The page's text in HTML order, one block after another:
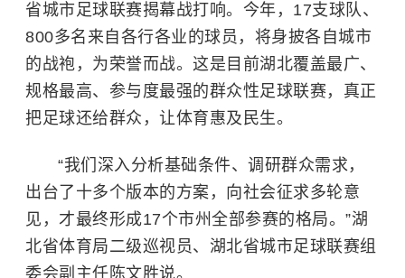
省城市足球联赛揭幕战打响。今年，17支球队、
800多名来自各行各业的球员，将身披各自城市
的战袍，为荣誉而战。这是目前湖北覆盖最广、
规格最高、参与度最强的群众性足球联赛，真正
把足球还给群众，让体育惠及民生。
“我们深入分析基础条件、调研群众需求，
出台了十多个版本的方案，向社会征求多轮意
见，才最终形成17个市州全部参赛的格局。”湖
北省体育局二级巡视员、湖北省城市足球联赛组
委会副主任陈文胜说。